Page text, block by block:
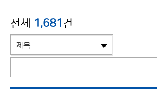
전체 1,681건